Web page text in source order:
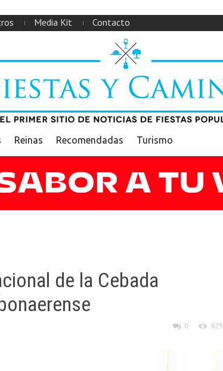
Media Kit Contacto
Reinas Recomendadas Turismo
de la Cebada
0 929